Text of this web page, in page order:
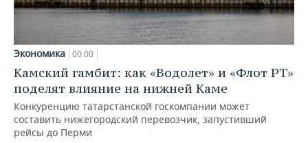
Экономика 00:00
Камский гамбит: как «Водолет» и «Флот РТ»
поделят влияние на нижней Каме
Конкуренцию татарстанской госкомпании может
составить нижегородский перевозчик, запустивший
рейсы до Перми